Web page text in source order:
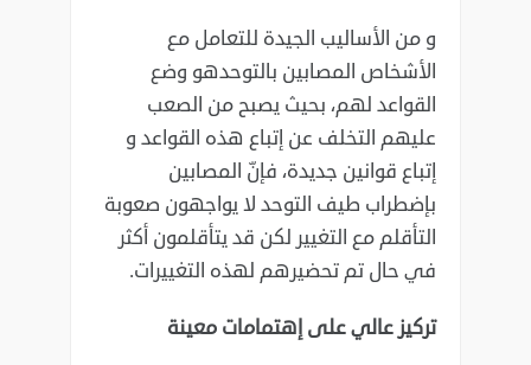
و من الأساليب الجيدة للتعامل مع
الأشخاص المصابين بالتوحدهو وضع
القواعد لهم، بحيث يصبح من ‏الصعب
عليهم التخلف عن إتباع هذه القواعد و
إتباع قوانين جديدة، فإنّ المصابين
بإضطراب طيف التوحد ‏لا يواجهون صعوبة
التأقلم مع التغيير لكن قد يتأقلمون أكثر
في حال تم تحضيرهم لهذه التغييرات.‏
تركيز عالي على إهتمامات معينة